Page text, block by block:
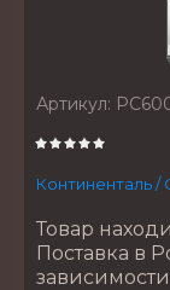
Артикул:
Континенталь /
Товар
Поставка в